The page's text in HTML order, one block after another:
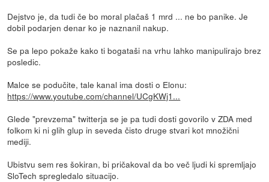
Dejstvo je, da tudi če bo moral plačaš 1 mrd ... ne bo panike. Je
dobil podarjen denar ko je naznanil nakup.
Se pa lepo pokaže kako ti bogataši na vrhu lahko manipulirajo brez
posledic.
Malce se podučite, tale kanal ima dosti o Elonu:
https://www.youtube.com/channel/UCgKWj1...
Glede "prevzema" twitterja se je pa tudi dosti govorilo v ZDA med
folkom ki ni glih glup in seveda čisto druge stvari kot množični
mediji.
Ubistvu sem res šokiran, bi pričakoval da bo več ljudi ki spremljajo
SloTech spregledalo situacijo.